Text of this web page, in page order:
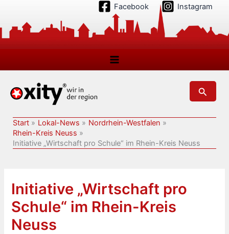
springen
Facebook Instagram
Suchen
Start Lokal-News
Nordrhein-Westfalen
Rhein-Kreis Neuss
Initiative „Wirtschaft pro Schule“ im Rhein-Kreis Neuss
Initiative „Wirtschaft pro
Schule“ im Rhein-Kreis
Neuss